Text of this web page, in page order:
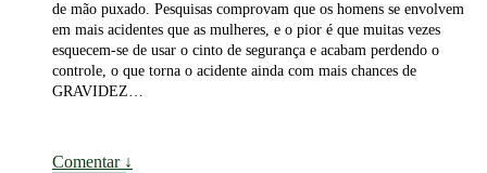
de mão puxado. Pesquisas comprovam que os homens se envolvem
em mais acidentes que as mulheres, e o pior é que muitas vezes
esquecem-se de usar o cinto de segurança e acabam perdendo o
controle, o que torna o acidente ainda com mais chances de
GRAVIDEZ…
Comentar ↓